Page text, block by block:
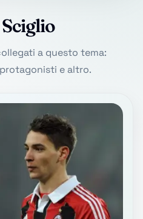
a questo tema:
e altro.